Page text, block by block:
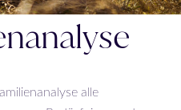
alle